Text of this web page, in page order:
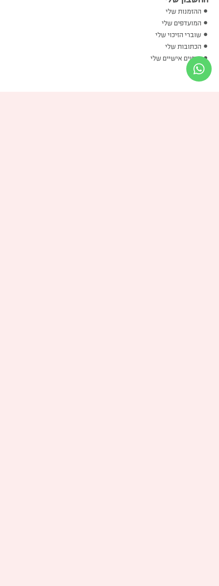
ההזמנות שלי
המועדפים שלי
שוברי הזיכוי שלי
הכתובות שלי
פרטים אישיים שלי